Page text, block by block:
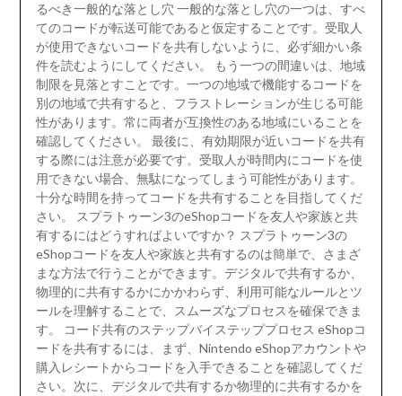
るべき一般的な落とし穴 一般的な落とし穴の一つは、すべ
てのコードが転送可能であると仮定することです。受取人
が使用できないコードを共有しないように、必ず細かい条
件を読むようにしてください。 もう一つの間違いは、地域
制限を見落とすことです。一つの地域で機能するコードを
別の地域で共有すると、フラストレーションが生じる可能
性があります。常に両者が互換性のある地域にいることを
確認してください。 最後に、有効期限が近いコードを共有
する際には注意が必要です。受取人が時間内にコードを使
用できない場合、無駄になってしまう可能性があります。
十分な時間を持ってコードを共有することを目指してくだ
さい。 スプラトゥーン3のeShopコードを友人や家族と共
有するにはどうすればよいですか？ スプラトゥーン3の
eShopコードを友人や家族と共有するのは簡単で、さまざ
まな方法で行うことができます。デジタルで共有するか、
物理的に共有するかにかかわらず、利用可能なルールとツ
ールを理解することで、スムーズなプロセスを確保できま
す。 コード共有のステップバイステッププロセス eShopコ
ードを共有するには、まず、Nintendo eShopアカウントや
購入レシートからコードを入手できることを確認してくだ
さい。次に、デジタルで共有するか物理的に共有するかを